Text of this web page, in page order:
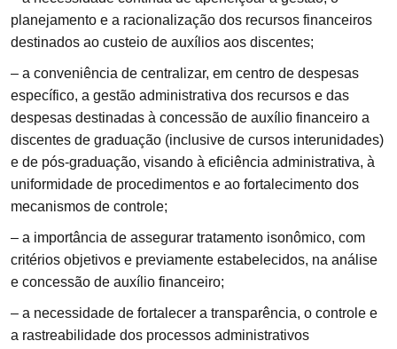
planejamento e a racionalização dos recursos financeiros
destinados ao custeio de auxílios aos discentes;
– a conveniência de centralizar, em centro de despesas
específico, a gestão administrativa dos recursos e das
despesas destinadas à concessão de auxílio financeiro a
discentes de graduação (inclusive de cursos interunidades)
e de pós-graduação, visando à eficiência administrativa, à
uniformidade de procedimentos e ao fortalecimento dos
mecanismos de controle;
– a importância de assegurar tratamento isonômico, com
critérios objetivos e previamente estabelecidos, na análise
e concessão de auxílio financeiro;
– a necessidade de fortalecer a transparência, o controle e
a rastreabilidade dos processos administrativos